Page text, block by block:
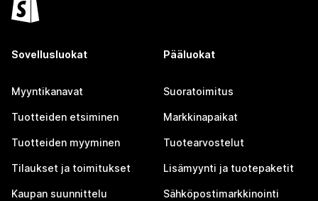
Sovellusluokat
Myyntikanavat
Tuotteiden etsiminen
Tuotteiden myyminen
Tilaukset ja toimitukset
Kaupan suunnittelu
Pääluokat
Suoratoimitus
Markkinapaikat
Tuotearvostelut
Lisämyynti ja tuotepaketit
Sähköpostimarkkinointi